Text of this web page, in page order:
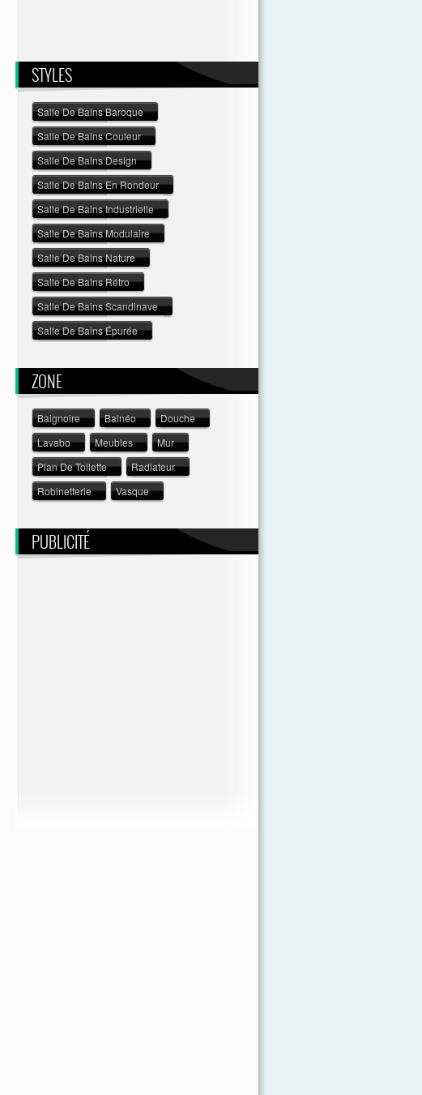
STYLES
Salle De Bains Baroque
Salle De Bains Couleur
Salle De Bains Design
Salle De Bains En Rondeur
Salle De Bains Industrielle
Salle De Bains Modulaire
Salle De Bains Nature
Salle De Bains Rétro
Salle De Bains Scandinave
Salle De Bains Épurée
ZONE
Baignoire Balnéo
Douche
Lavabo
Meubles
Mur
Plan De Toilette
Radiateur
Robinetterie
Vasque
PUBLICITÉ